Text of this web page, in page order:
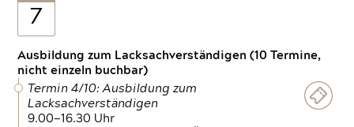
7
Ausbildung zum Lacksachverständigen (10 Termine,
nicht einzeln buchbar)
Termin 4/10: Ausbildung zum
Lacksachverständigen
9.00—16.30 Uhr